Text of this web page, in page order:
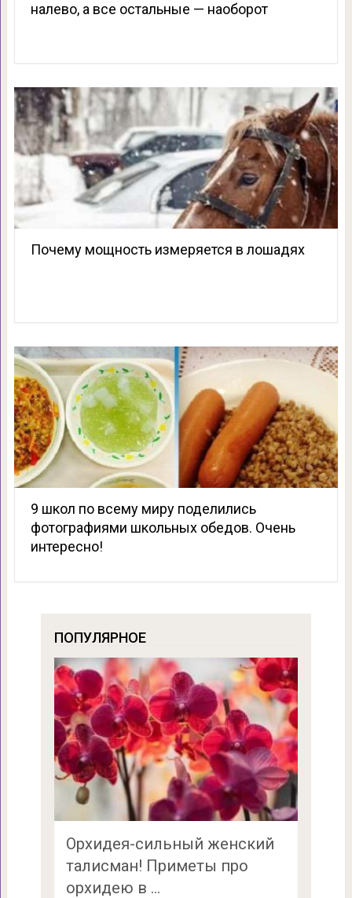
налево, а все остальные — наоборот
Почему мощность измеряется в лошадях
9 школ по всему миру поделились
фотографиями школьных обедов. Очень
интересно!
ПОПУЛЯРНОЕ
Орхидея-сильный женский
талисман! Приметы про
орхидею в …